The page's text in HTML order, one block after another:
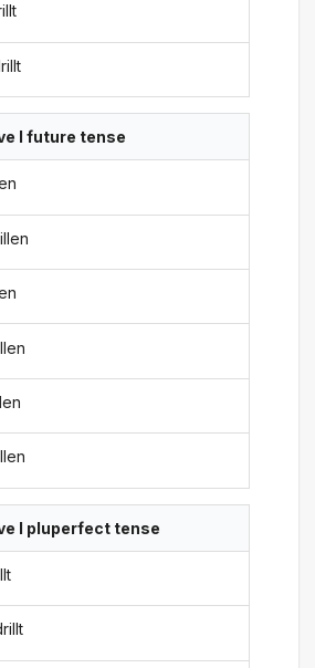
I future tense
I pluperfect tense